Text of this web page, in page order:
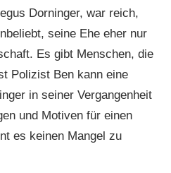
Dorninger, war reich,
seine Ehe eher nur
Es gibt Menschen, die
Polizist Ben kann eine
in seiner Vergangenheit
und Motiven für einen
es keinen Mangel zu